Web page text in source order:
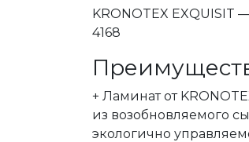
KRONOTEX
4168
+ Ламинат от
из возобновляемого
экологично